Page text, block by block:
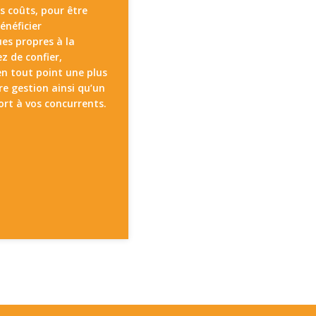
coûts, pour être
propres à la
de confier,
tout point une plus
gestion ainsi qu’un
à vos concurrents.